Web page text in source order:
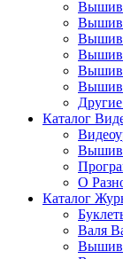
Каталог
О
Каталог
Валя